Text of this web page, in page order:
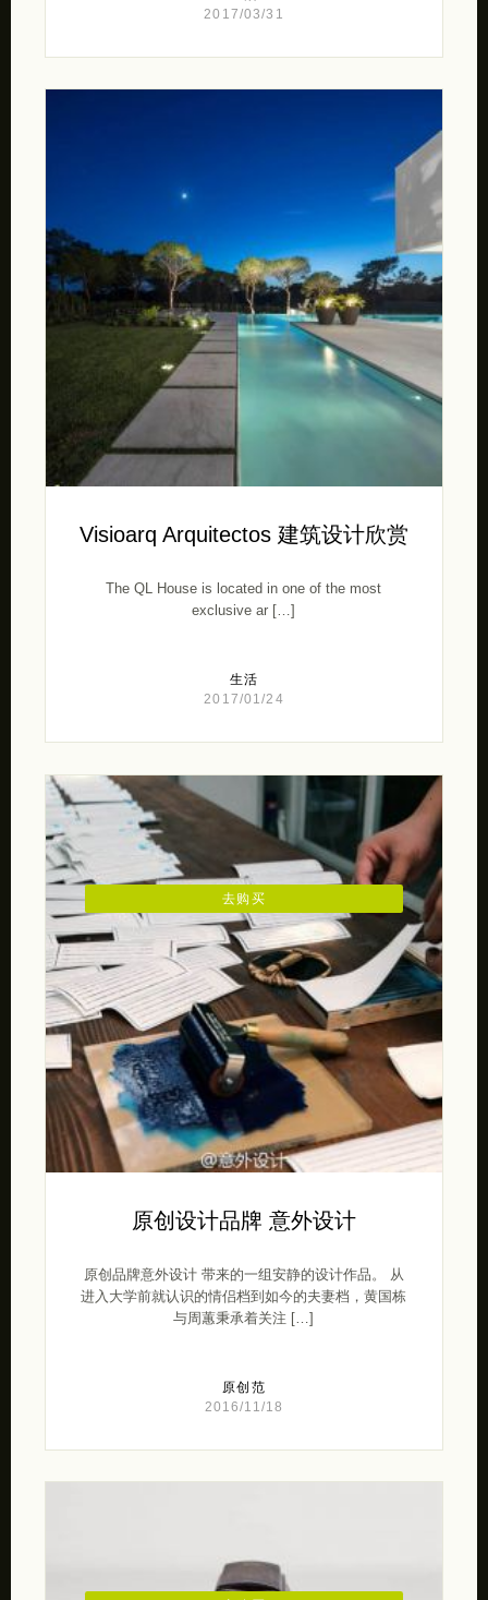
2017/03/31
Visioarq Arquitectos 建筑设计欣赏
The QL House is located in one of the most
exclusive ar […]
生活
2017/01/24
去购买
原创设计品牌 意外设计
原创品牌意外设计 带来的一组安静的设计作品。 从
进入大学前就认识的情侣档到如今的夫妻档，黄国栋
与周蕙秉承着关注 […]
原创范
2016/11/18